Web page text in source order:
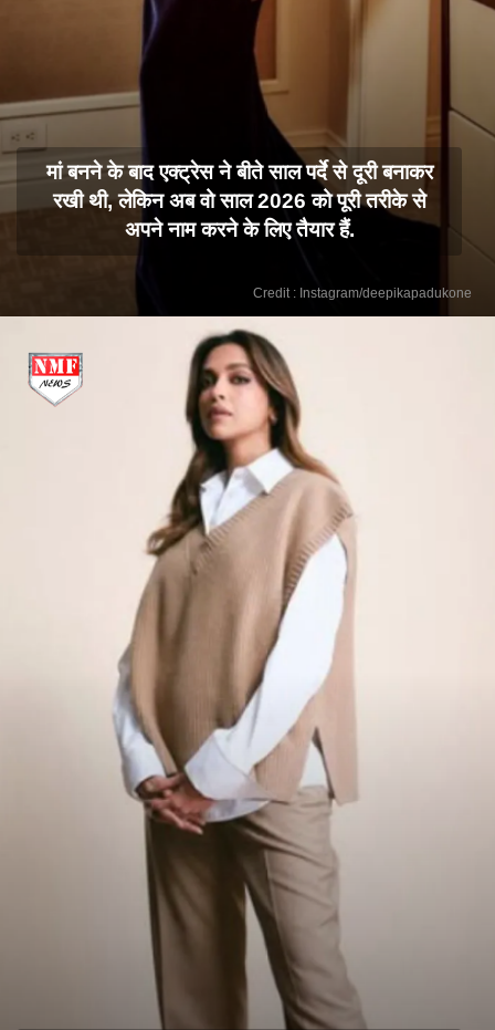
मां बनने के बाद एक्ट्रेस ने बीते साल पर्दे से दूरी बनाकर
रखी थी, लेकिन अब वो साल 2026 को पूरी तरीके से
अपने नाम करने के लिए तैयार हैं.
Credit : Instagram/deepikapadukone